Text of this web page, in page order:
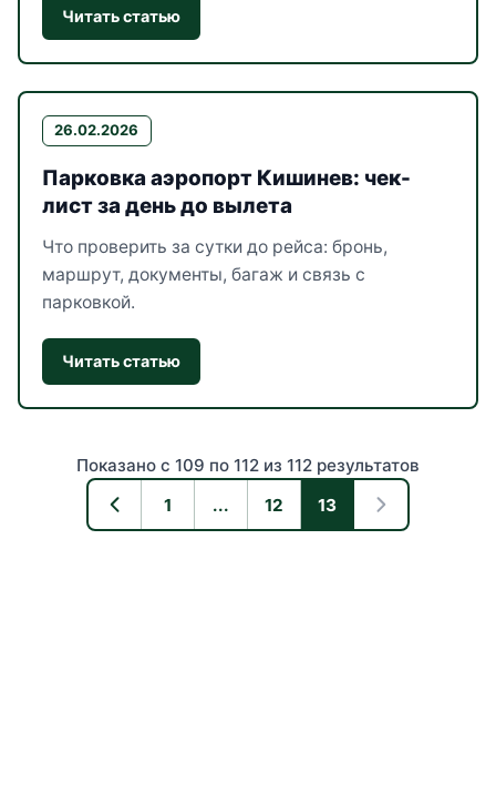
Читать статью
26.02.2026
Парковка аэропорт Кишинев: чек-
лист за день до вылета
Что проверить за сутки до рейса: бронь,
маршрут, документы, багаж и связь с
парковкой.
Читать статью
Показано с 109 по 112 из 112 результатов
1
... 12 13